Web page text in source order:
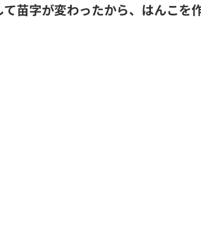
て苗字が変わったから、はんこを